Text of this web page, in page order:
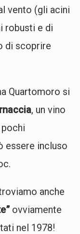
vento (gli acini
robusti e di
di scoprire
Quartomoro si
, un vino
essere incluso
anche
ovviamente
nel 1978!